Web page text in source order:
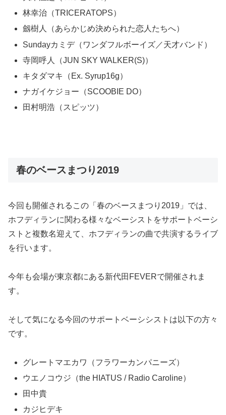
林幸治（TRICERATOPS）
劔樹人（あらかじめ決められた恋人たちへ）
Sundayカミデ（ワンダフルボーイズ／天才バンド）
寺岡呼人（JUN SKY WALKER(S)）
キタダマキ（Ex. Syrup16g）
ナガイケジョー（SCOOBIE DO）
田村明浩（スピッツ）
春のベースまつり2019
今回も開催されるこの「春のベースまつり 2019 」では、
ホフディランに関わる様々なベーシストをサポートベーシ
ストと複数名迎えて、ホフディランの曲で共演するライブ
を行います。
今年も会場が東京都にある新代田 FEVERで開催されま
す。
そして気になる今回のサポートベーシシストは以下の方々
です。
グレートマエカワ（フラワーカンパニーズ）
ウエノコウジ（the HIATUS / Radio Caroline）
田中貴
カジヒデキ